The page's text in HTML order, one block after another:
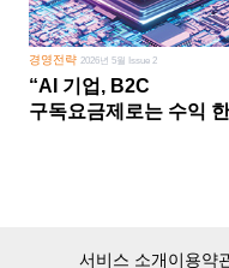
경영전략2026년 5월 Issue 2
“AI 기업, B2C
구독요금제로는 수익
서비스 소개이용약